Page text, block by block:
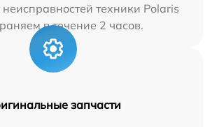
техники Polaris
в течение 2 часов.
запчасти